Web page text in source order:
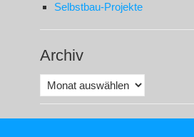
Selbstbau-Projekte
Archiv
Archiv